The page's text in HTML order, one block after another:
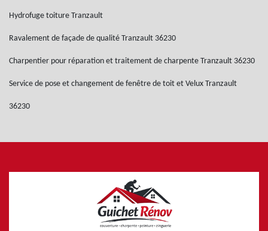
Hydrofuge toiture Tranzault
Ravalement de façade de qualité Tranzault 36230
Charpentier pour réparation et traitement de charpente Tranzault 36230
Service de pose et changement de fenêtre de toit et Velux Tranzault
36230